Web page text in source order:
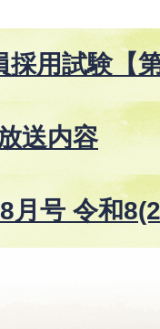
採用試験【
送内容
月号 令和